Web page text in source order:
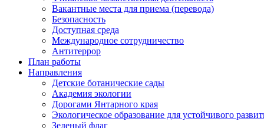
Вакантные места для приема (перевода)
Безопасность
Доступная среда
Международное сотрудничество
Антитеррор
План работы
Направления
Детские ботанические сады
Академия экологии
Дорогами Янтарного края
Экологическое образование для устойчивого
Зеленый флаг